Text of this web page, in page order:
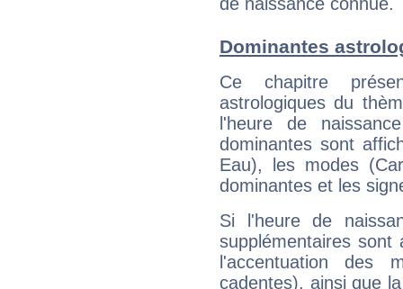
Dominantes
Ce chapitre
astrologiques du
l'heure de
dominantes sont
Eau), les modes
dominantes et les
Si l'heure de
supplémentaires sont
l'accentuation des
cadentes), ainsi que